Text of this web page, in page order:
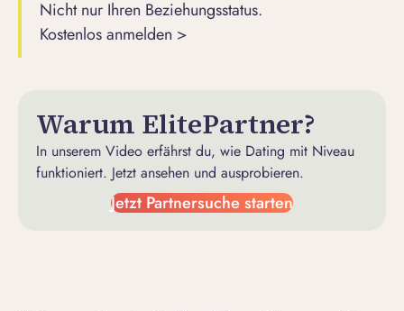
Nicht nur Ihren Beziehungsstatus.
Kostenlos anmelden >
Warum ElitePartner?
In unserem Video erfährst du, wie Dating mit Niveau
funktioniert. Jetzt ansehen und ausprobieren.
Jetzt Partnersuche starten